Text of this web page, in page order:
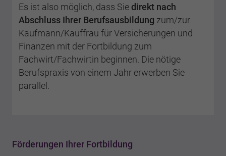
Es ist also möglich, dass Siedirekt nach
Abschluss Ihrer Berufsausbildung zum/zur
Kaufmann/Kauffrau für Versicherungen und
Finanzen mit der Fortbildung zum
Fachwirt/Fachwirtin beginnen. Die nötige
Berufspraxis von einem Jahr erwerben Sie
parallel.
Förderungen Ihrer Fortbildung